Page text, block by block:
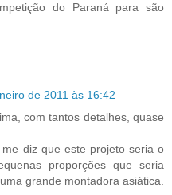
do Paraná para são
de 2011 às 16:42
com tantos detalhes, quase
diz que este projeto seria o
proporções que seria
grande montadora asiática.